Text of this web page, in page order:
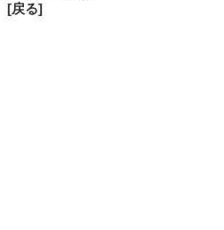
[戻る]